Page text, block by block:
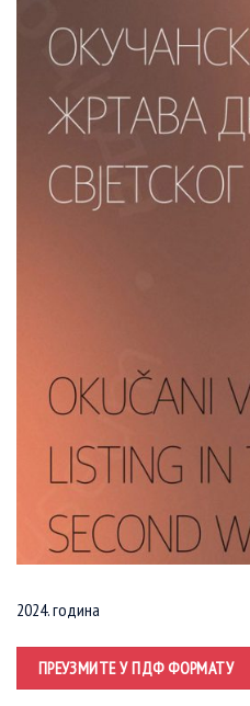
2024. година
ПРЕУЗМИТЕ У ПДФ ФОРМАТУ